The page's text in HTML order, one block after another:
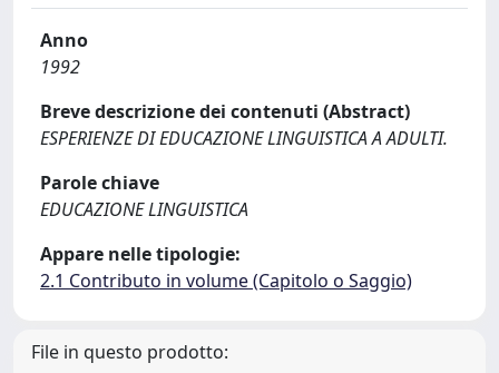
Anno
1992
Breve descrizione dei contenuti (Abstract)
ESPERIENZE DI EDUCAZIONE LINGUISTICA A ADULTI.
Parole chiave
EDUCAZIONE LINGUISTICA
Appare nelle tipologie:
2.1 Contributo in volume (Capitolo o Saggio)
File in questo prodotto: